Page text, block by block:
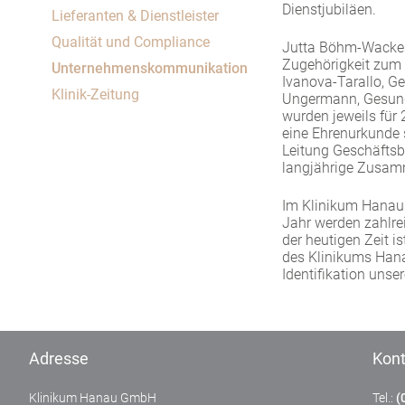
Lieferanten & Dienstleister
Qualität und Compliance
Unternehmenskommunikation
Klinik-Zeitung
Dienstjubiläen.
Jutta Böhm-
Zugehörigkeit
Ivanova-Tarallo,
Ungermann,
wurden jeweils für
eine
Leitung
langjährige
Im Klinikum
Jahr werden
der heutigen Zeit
des Klinikums
Identifikation
Adresse
Klinikum Hanau GmbH Tel.:
Plattformen anzeigen zu können, werden von
diesen externen Medien Cookies gesetzt.
YouTube